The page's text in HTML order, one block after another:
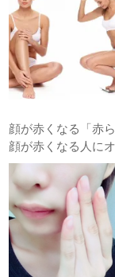
顔が赤くなる「赤
顔が赤くなる人に